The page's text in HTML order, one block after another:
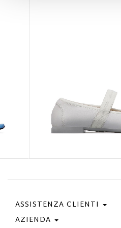
ASSISTENZA CLIENTI
Contattaci
AZIENDA